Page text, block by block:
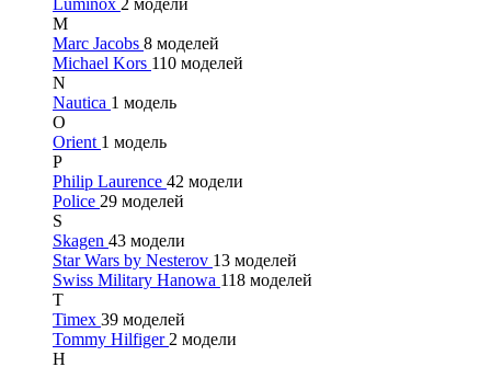
Luminox 2 модели
M
Marc Jacobs 8 моделей
Michael Kors 110 моделей
N
Nautica 1 модель
O
Orient 1 модель
P
Philip Laurence 42 модели
Police 29 моделей
S
Skagen 43 модели
Star Wars by Nesterov 13 моделей
Swiss Military Hanowa 118 моделей
T
Timex 39 моделей
Tommy Hilfiger 2 модели
Н